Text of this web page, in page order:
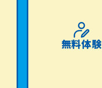
無料体験